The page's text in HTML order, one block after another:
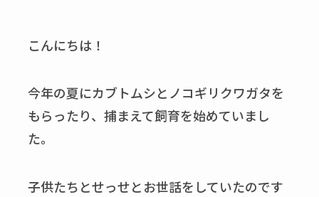
こんにちは！
今年の夏にカブトムシとノコギリクワガタを
もらったり、捕まえて飼育を始めていまし
た。
子供たちとせっせとお世話をしていたのです